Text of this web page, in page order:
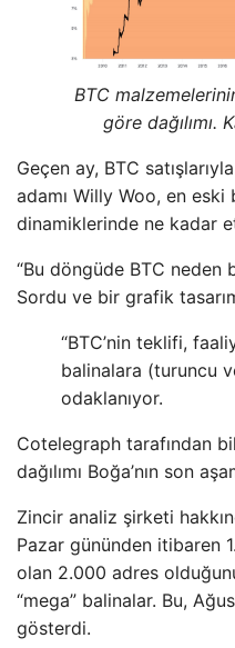
BTC
göre dağılımı.
Geçen ay, BTC
adamı Willy Woo, en eski
dinamiklerinde ne kadar
“Bu döngüde BTC neden
Sordu ve bir grafik
“BTC’nin teklifi,
balinalara (turuncu
odaklanıyor.
Cotelegraph tarafından
dağılımı Boğa’nın son
Zincir analiz şirketi
Pazar gününden itibaren
olan 2.000 adres
“mega” balinalar. Bu,
gösterdi.